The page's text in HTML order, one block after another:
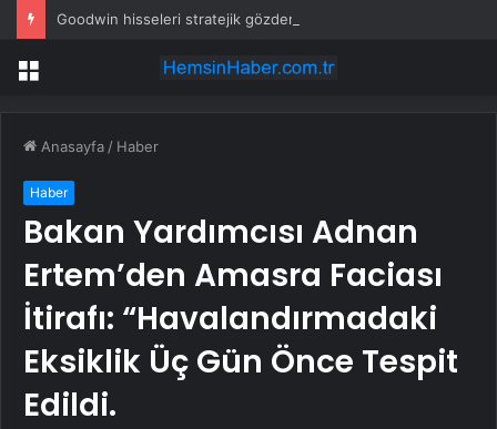
Menü
Anasayfa / Haber
Haber
Bakan Yardımcısı Adnan
Ertem’den Amasra Faciası
İtirafı: “Havalandırmadaki
Eksiklik Üç Gün Önce Tespit
Edildi.